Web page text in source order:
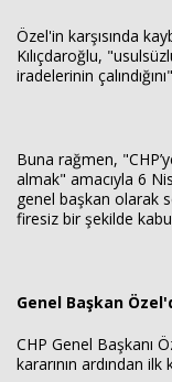
Özel'in karşısında
Kılıçdaroğlu,
iradelerinin
Buna rağmen,
almak" amacıyla 6
genel başkan olarak
firesiz bir şekilde
Genel Başkan
CHP Genel Başkanı
kararının ardından